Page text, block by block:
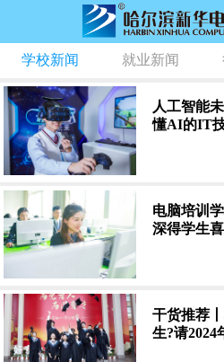
学校新闻 就业新闻
人工智能
懂AI的IT
电脑培训
深得学生
干货推荐
生?请2024